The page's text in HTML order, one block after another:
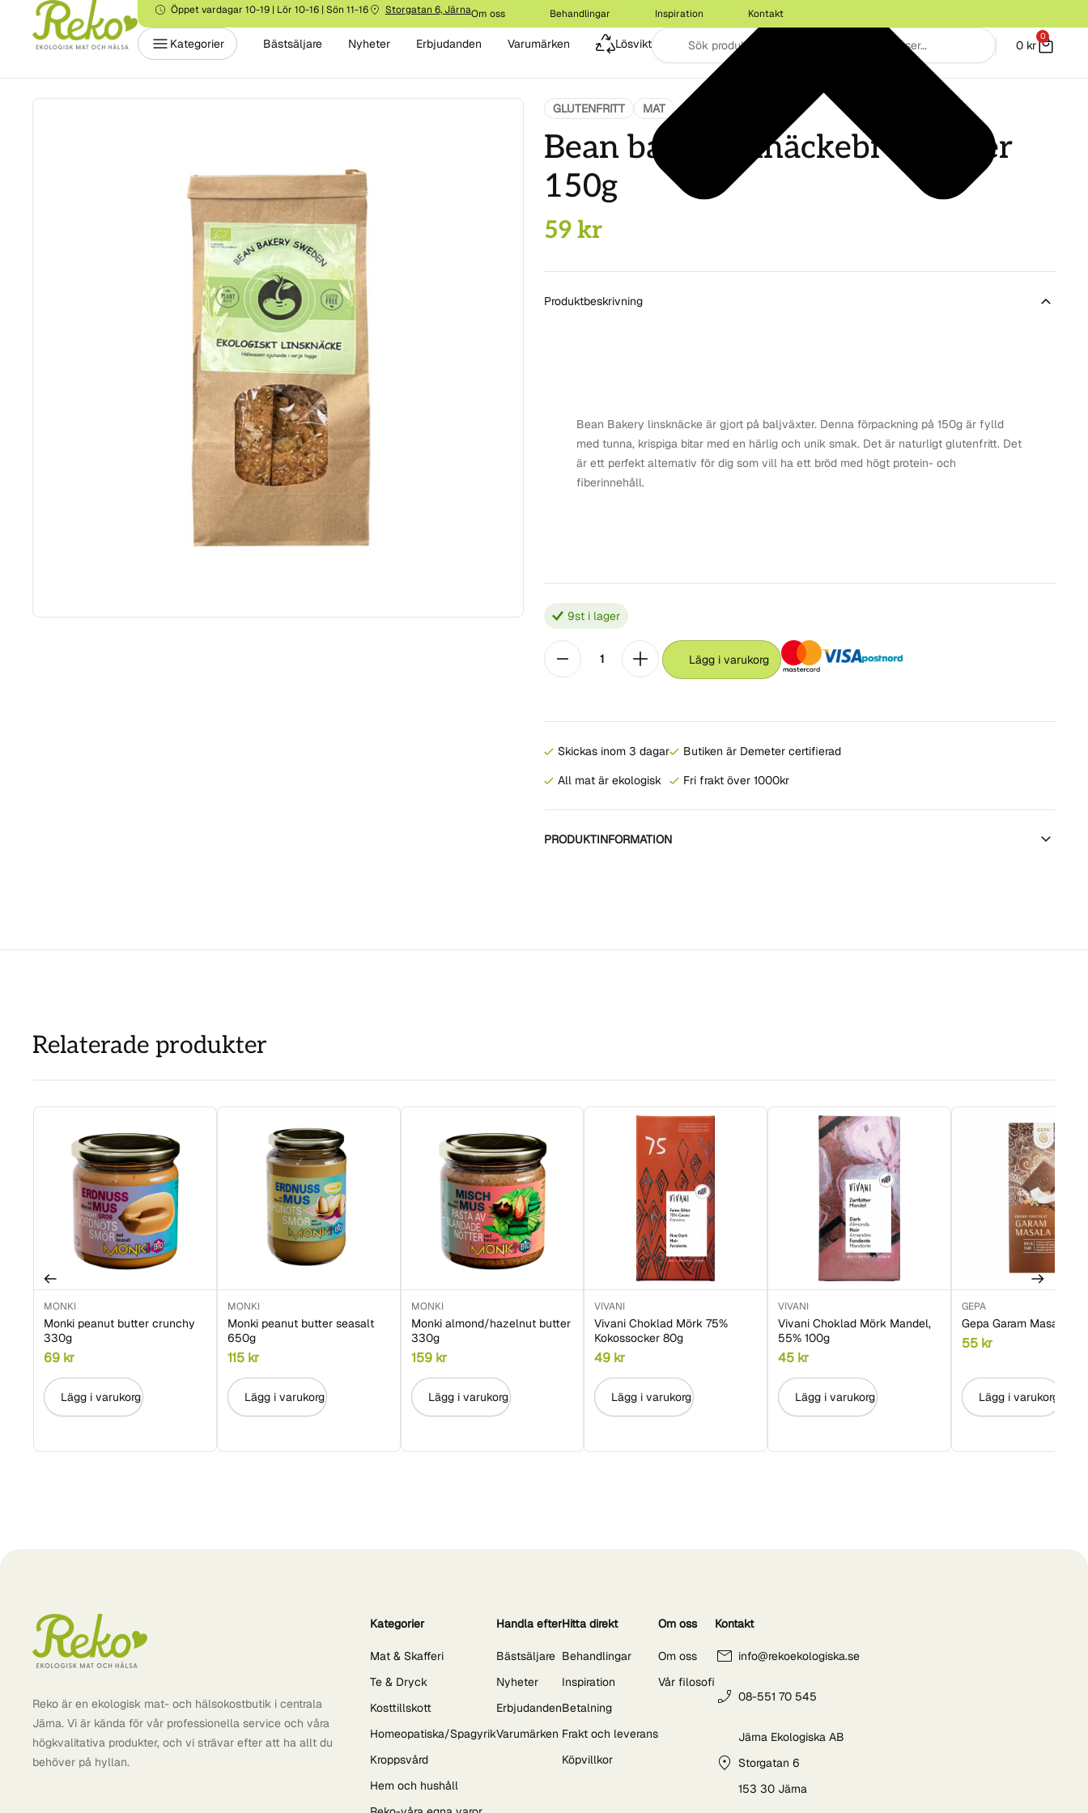
Öppet vardagar 10-19 | Lör 10-16 | Sön 11-16 Storgatan 6, JärnaOm oss Behandlingar Inspiration Kontakt
Kategorier Bästsäljare Nyheter Erbjudanden Varumärken Lösvikt 0 kr
0
GLUTENFRITT MAT
Bean bakery Knäckebröd linser
150g
59kr
Produktbeskrivning
Bean Bakery linsknäcke är gjort på baljväxter. Denna förpackning på 150g är fylld
med tunna, krispiga bitar med en härlig och unik smak. Det är naturligt glutenfritt. Det
är ett perfekt alternativ för dig som vill ha ett bröd med högt protein- och
fiberinnehåll.
9st i lager
Lägg i varukorg
Skickas inom 3 dagar
All mat är ekologisk
Butiken är Demeter certifierad
Fri frakt över 1000kr
PRODUKTINFORMATION
Relaterade produkter
MONKI
Monki peanut butter crunchy
330g
69 kr
Lägg i varukorg
MONKI
Monki peanut butter seasalt
650g
115 kr
Lägg i varukorg
MONKI
Monki almond/hazelnut butter
330g
159 kr
Lägg i varukorg
VIVANI
Vivani Choklad Mörk 75%
Kokossocker 80g
49 kr
Lägg i varukorg
VIVANI
Vivani Choklad Mörk Mandel,
55% 100g
45 kr
Lägg i varukorg
GEPA
Gepa Garam Masala
55 kr
Lägg i varukorg
Reko är en ekologisk mat- och hälsokostbutik i centrala
Järna. Vi är kända för vår professionella service och våra
högkvalitativa produkter, och vi strävar efter att ha allt du
behöver på hyllan.
Kategorier
Mat & Skafferi
Te & Dryck
Kosttillskott
Homeopatiska/Spagyrik
Kroppsvård
Hem och hushåll
Handla efter
Bästsäljare
Nyheter
Erbjudanden
Varumärken
Hitta direkt
Behandlingar
Inspiration
Betalning
Frakt och leverans
Köpvillkor
Om oss
Om oss
Vår filosofi
Kontakt
info@rekoekologiska.se
08-551 70 545
Järna Ekologiska AB
Storgatan 6
153 30 Järna